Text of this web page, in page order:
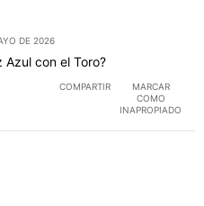
DE 2026
Azul con el Toro?
COMPARTIR
MARCAR
COMO
INAPROPIADO